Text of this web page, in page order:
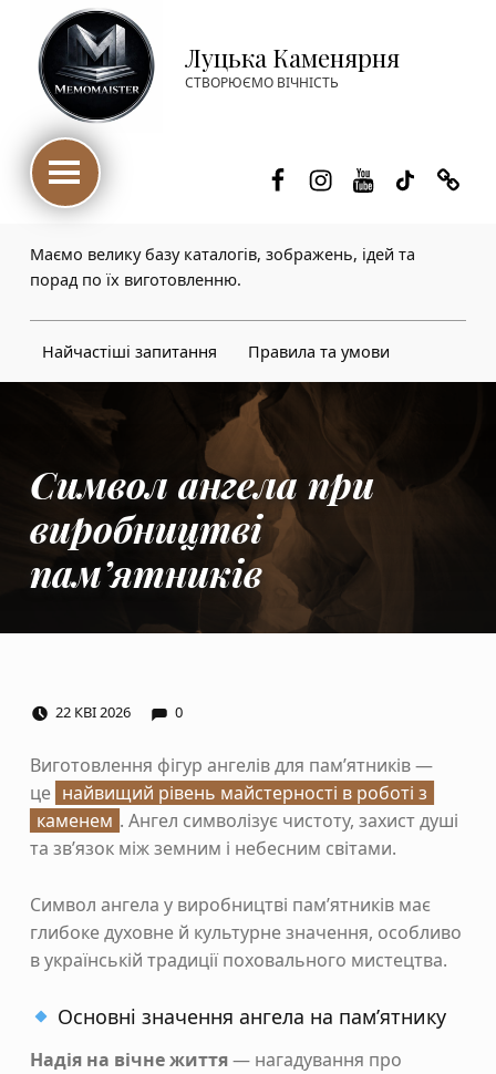
Луцька Каменярня
СТВОРЮЄМО ВІЧНІСТЬ
Маємо велику базу каталогів, зображень, ідей та
порад по їх виготовленню.
Найчастіші запитання Правила та умови
Символ ангела при
виробництві
пам’ятників
22 КВІ2026 0
Виготовлення фігур ангелів для пам’ятників —
це найвищий рівень майстерності в роботі з
каменем . Ангел символізує чистоту, захист душі
та зв’язок між земним і небесним світами.
Символ ангела у виробництві пам’ятників має
глибоке духовне й культурне значення, особливо
в українській традиції поховального мистецтва.
Основні значення ангела на пам’ятнику
Надія на вічне життя— нагадування про